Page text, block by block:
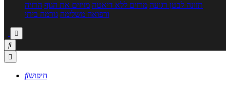
תזונה לבטן רגועה מרזים ללא דיאטה מזיזים את הגוף הרזיה
ורפואה משלימה גורמה ביתי



חיפוש